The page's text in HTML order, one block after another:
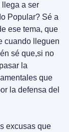
llega a ser
Popular? Sé a
cuando lleguen
sé que,si no
la
que
la defensa del
excusas que